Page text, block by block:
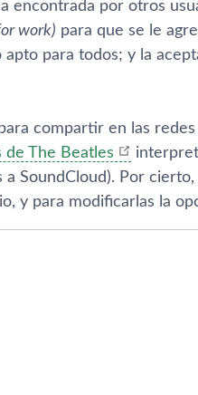
encontrada por otros
work) para que se le
para todos; y la
compartir en las
de The Beatles
SoundCloud). Por
y para modificarlas la